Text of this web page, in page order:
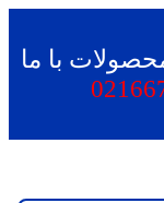
با ما